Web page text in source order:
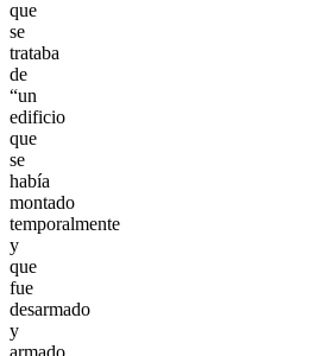
que
se
trataba
de
“un
edificio
que
se
había
montado
temporalmente
y
que
fue
desarmado
y